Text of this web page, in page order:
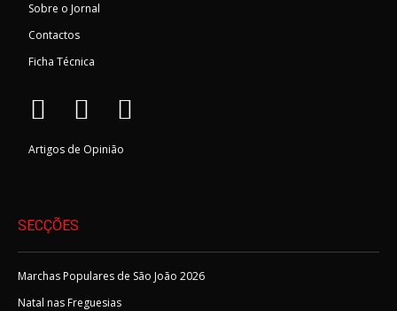
Sobre o Jornal
Contactos
Ficha Técnica
Artigos de Opinião
SECÇÕES
Marchas Populares de São João 2026
Natal nas Freguesias